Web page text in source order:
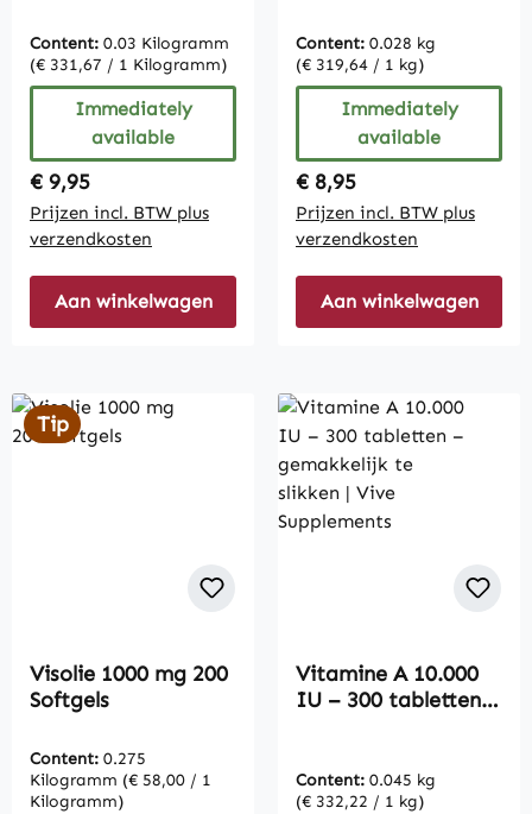
Content: 0.03 Kilogramm
(€ 331,67 / 1 Kilogramm)
Immediately
available
Regular price:
€ 9,95
Prijzen incl. BTW plus
verzendkosten
Aan winkelwagen
gemakkelijk te
slikken | Vive
Supplements
Content: 0.028 kg
(€ 319,64 / 1 kg)
Immediately
available
Regular price:
€ 8,95
Prijzen incl. BTW plus
verzendkosten
Aan winkelwagen
Tip
Visolie 1000 mg 200
Softgels
Content: 0.275
Kilogramm (€ 58,00 / 1
Kilogramm)
Vitamine A 10.000
IU – 300 tabletten –
Supplements
Content: 0.045 kg
(€ 332,22 / 1 kg)